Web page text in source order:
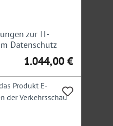
zur IT-
Datenschutz
Regulärer Preis:
1.044,00 €